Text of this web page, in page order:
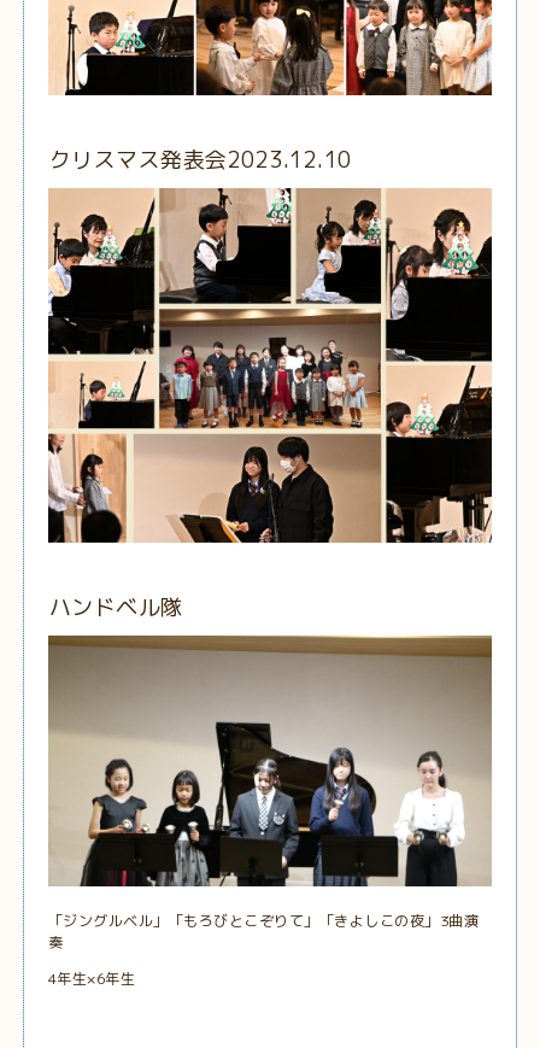
クリスマス発表会2023.12.10
ハンドベル隊
「ジングルベル」「もろびとこぞりて」「きよしこの夜」3曲演
奏
4年生×6年生